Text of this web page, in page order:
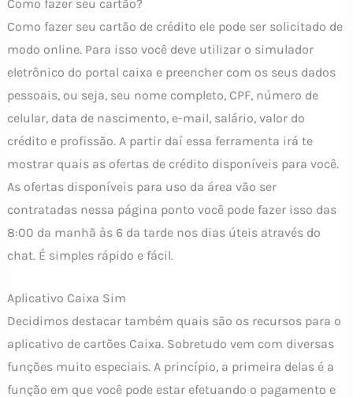
Como fazer seu cartão?
Como fazer seu cartão de crédito ele pode ser solicitado de
modo online. Para isso você deve utilizar o simulador
eletrônico do portal caixa e preencher com os seus dados
pessoais, ou seja, seu nome completo, CPF, número de
celular, data de nascimento, e-mail, salário, valor do
crédito e profissão. A partir daí essa ferramenta irá te
mostrar quais as ofertas de crédito disponíveis para você.
As ofertas disponíveis para uso da área vão ser
contratadas nessa página ponto você pode fazer isso das
8:00 da manhã às 6 da tarde nos dias úteis através do
chat. É simples rápido e fácil.
Aplicativo Caixa Sim
Decidimos destacar também quais são os recursos para o
aplicativo de cartões Caixa. Sobretudo vem com diversas
funções muito especiais. A princípio, a primeira delas é a
função em que você pode estar efetuando o pagamento e